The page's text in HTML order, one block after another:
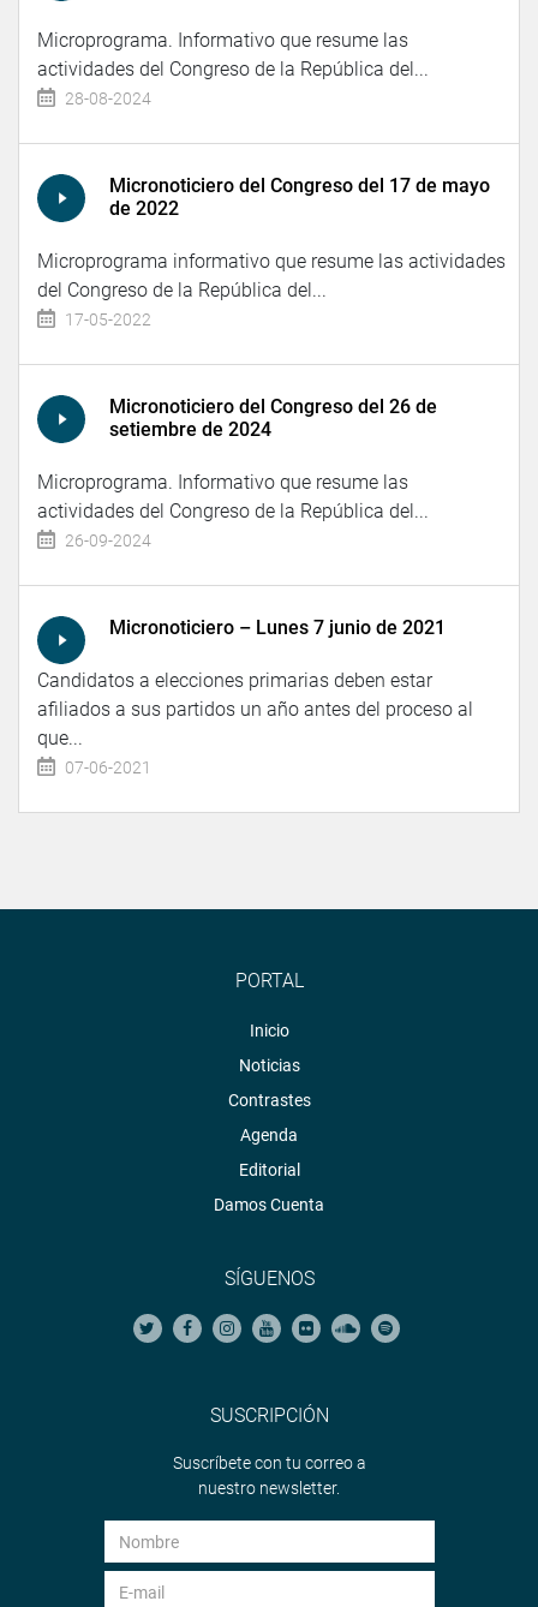
Microprograma. Informativo que resume las
actividades del Congreso de la República del...
28-08-2024
Micronoticiero del Congreso del 17 de mayo
de 2022
Microprograma informativo que resume las actividades
del Congreso de la República del...
17-05-2022
Micronoticiero del Congreso del 26 de
setiembre de 2024
Microprograma. Informativo que resume las
actividades del Congreso de la República del...
26-09-2024
Micronoticiero – Lunes 7 junio de 2021
Candidatos a elecciones primarias deben estar
afiliados a sus partidos un año antes del proceso al
que...
07-06-2021
PORTAL
Inicio
Noticias
Contrastes
Agenda
Editorial
Damos Cuenta
SÍGUENOS
SUSCRIPCIÓN
Suscríbete con tu correo a
nuestro newsletter.